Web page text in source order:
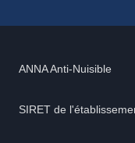
ANNA Anti-Nuisible
SIRET de